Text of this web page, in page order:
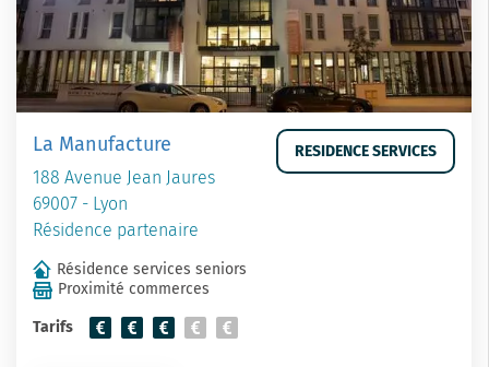
La Manufacture
188 Avenue Jean Jaures
69007 - Lyon
Résidence partenaire
RESIDENCE SERVICES
Résidence services seniors
Proximité commerces
Tarifs